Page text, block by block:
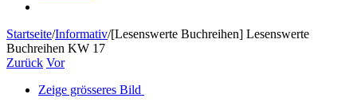
Startseite/Informativ/[Lesenswerte Buchreihen] Lesenswerte
Buchreihen KW 17
Zurück Vor
Zeige grösseres Bild